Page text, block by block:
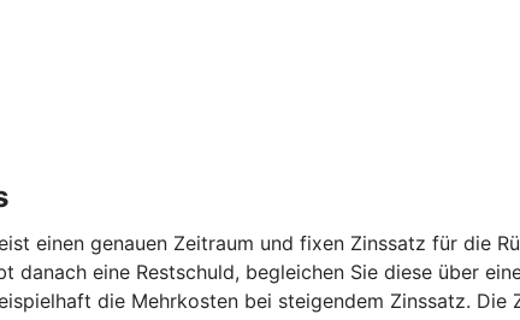
einen genauen Zeitraum und fixen Zinssatz für die
danach eine Restschuld, begleichen Sie diese über
die Mehrkosten bei steigendem Zinssatz. Die